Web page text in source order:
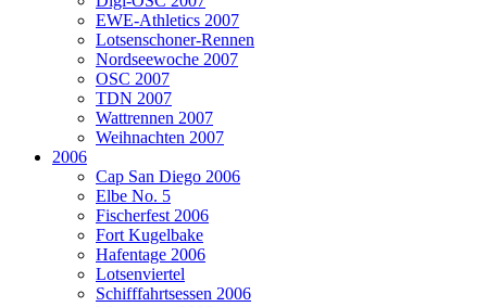
EWE-Athletics 2007
Lotsenschoner-Rennen
Nordseewoche 2007
OSC 2007
TDN 2007
Wattrennen 2007
Weihnachten 2007
2006
Cap San Diego 2006
Elbe No. 5
Fischerfest 2006
Fort Kugelbake
Hafentage 2006
Lotsenviertel
Schifffahrtsessen 2006